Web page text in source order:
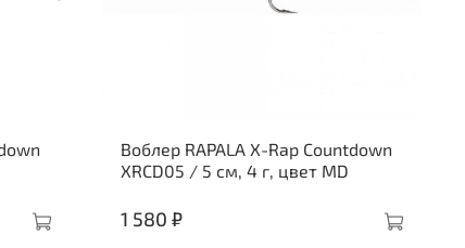
Воблер RAPALA X-Rap Countdown
XRCD05 / 5 см, 4 г, цвет MD
1 580 ₽